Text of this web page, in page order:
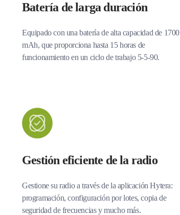
Batería de larga duración
Equipado con una batería de alta capacidad de 1700
mAh, que proporciona hasta 15 horas de
funcionamiento en un ciclo de trabajo 5-5-90.
Gestión eficiente de la radio
Gestione su radio a través de la aplicación Hytera:
programación, configuración por lotes, copia de
seguridad de frecuencias y mucho más.